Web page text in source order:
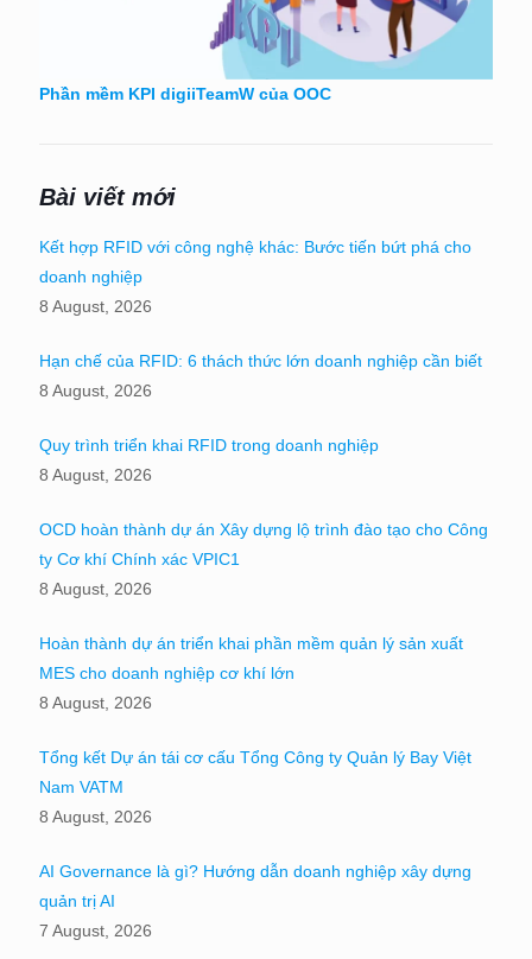
Phần mềm KPI digiiTeamW của OOC
Bài viết mới
Kết hợp RFID với công nghệ khác: Bước tiến bứt phá cho
doanh nghiệp
8 August, 2026
Hạn chế của RFID: 6 thách thức lớn doanh nghiệp cần biết
8 August, 2026
Quy trình triển khai RFID trong doanh nghiệp
8 August, 2026
OCD hoàn thành dự án Xây dựng lộ trình đào tạo cho Công
ty Cơ khí Chính xác VPIC1
8 August, 2026
Hoàn thành dự án triển khai phần mềm quản lý sản xuất
MES cho doanh nghiệp cơ khí lớn
8 August, 2026
Tổng kết Dự án tái cơ cấu Tổng Công ty Quản lý Bay Việt
Nam VATM
8 August, 2026
AI Governance là gì? Hướng dẫn doanh nghiệp xây dựng
quản trị AI
7 August, 2026